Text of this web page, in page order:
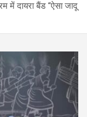
में दायरा बैंड “ऐसा जादू